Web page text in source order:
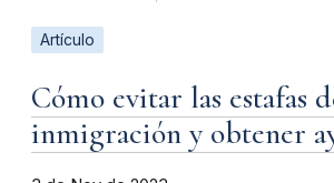
Artículo
Cómo evitar las estafas
inmigración y obtener